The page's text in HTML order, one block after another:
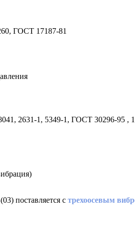
ГОСТ 17187-81
2631-1, 5349-1, ГОСТ 30296-95 ,
поставляется с трехоосевым